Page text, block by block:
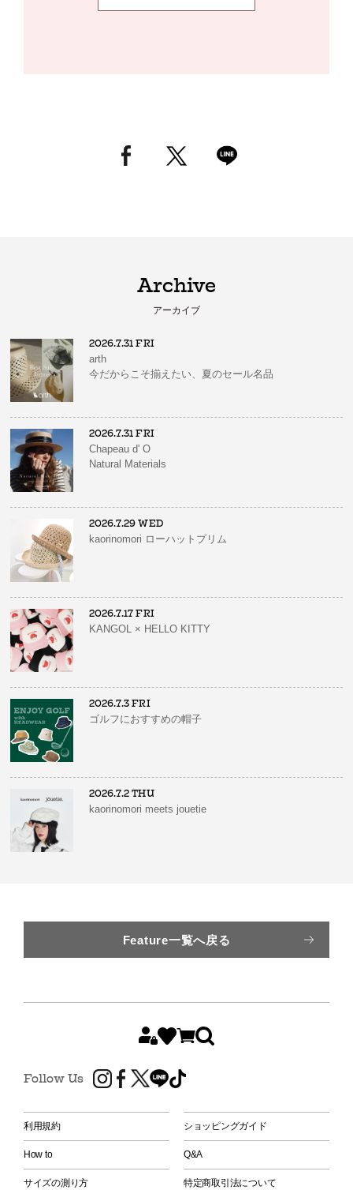
Archive
アーカイブ
2026.7.31 FRI
arth
今だからこそ揃えたい、夏のセール名品
2026.7.31 FRI
Chapeau d' O
Natural Materials
2026.7.29 WED
kaorinomori ローハットプリム
2026.7.17 FRI
KANGOL × HELLO KITTY
2026.7.3 FRI
ゴルフにおすすめの帽子
2026.7.2 THU
kaorinomori meets jouetie
Feature一覧へ戻る
Follow Us
利用規約 ショッピングガイド
How to Q&A
サイズの測り方 特定商取引法について